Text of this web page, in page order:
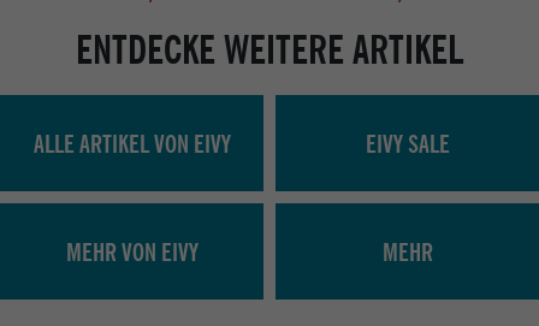
ENTDECKE WEITERE ARTIKEL
ALLE ARTIKEL VON EIVY EIVY SALE
MEHR VON EIVY MEHR